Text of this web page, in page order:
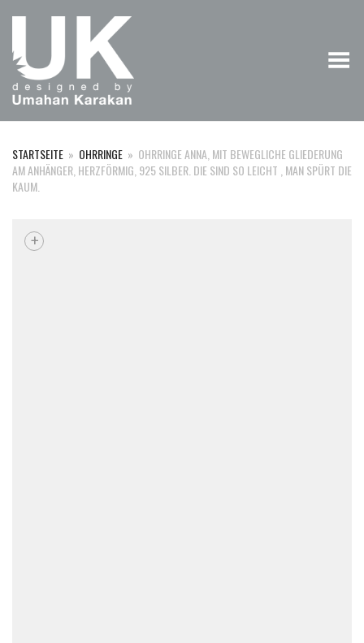
Menü umschalten
STARTSEITE » OHRRINGE » OHRRINGE ANNA, MIT BEWEGLICHE GLIEDERUNG
AM ANHÄNGER, HERZFÖRMIG, 925 SILBER. DIE SIND SO LEICHT , MAN SPÜRT DIE
KAUM.
+